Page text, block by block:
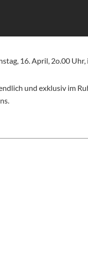
16. April, 2o.00
und exklusiv im